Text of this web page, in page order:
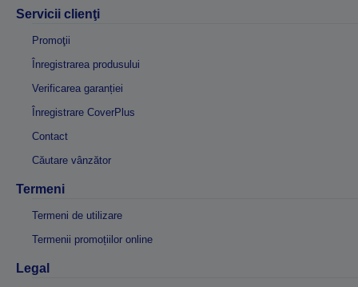
Servicii clienţi
Promoţii
Înregistrarea produsului
Verificarea garanției
Înregistrare CoverPlus
Contact
Căutare vânzător
Termeni
Termeni de utilizare
Termenii promoțiilor online
Legal